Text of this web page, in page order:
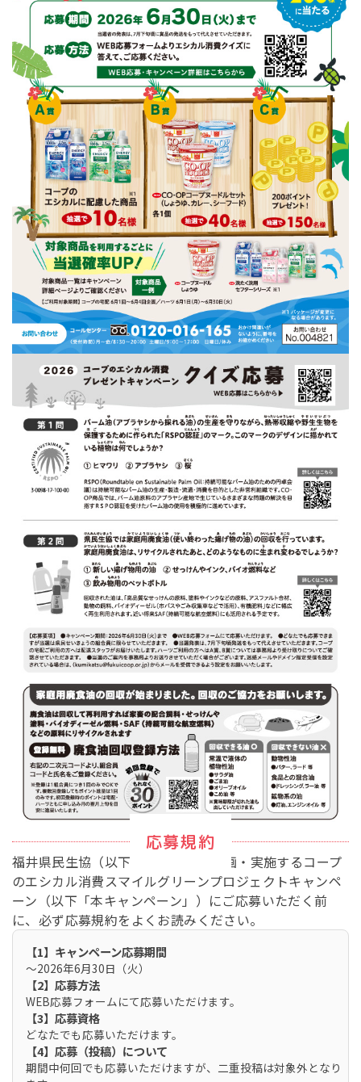
応募規約
福井県民生協（以下｢当生協｣）が企画・実施するコープ
のエシカル消費スマイルグリーンプロジェクトキャンペ
ーン（以下「本キャンペーン」）にご応募いただく前
に、必ず応募規約をよくお読みください。
【1】キャンペーン応募期間
～2026年6月30日（火）
【2】応募方法
WEB応募フォームにて応募いただけます。
【3】応募資格
どなたでも応募いただけます。
【4】応募（投稿）について
期間中何回でも応募いただけますが、二重投稿は対象外となり